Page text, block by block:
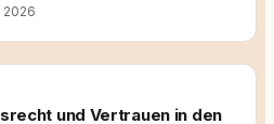
2026
und Vertrauen in den